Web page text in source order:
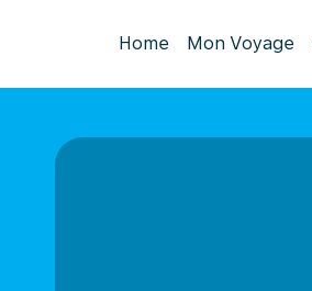
Home Mon Voyage